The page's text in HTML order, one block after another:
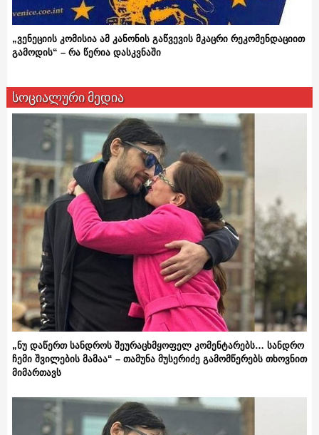
„ვენეციის კომისია ამ კანონის გაწვევის მკაცრი რეკომენდაციით
გამოდის“ – რა წერია დასკვნაში
სოციალური მედია
„ნუ დაწერთ სანდროს შეურაცხმყოფელ კომენტარებს… სანდრო
ჩემი შვილების მამაა“ – თამუნა მუსერიძე გამომწერებს თხოვნით
მიმართავს